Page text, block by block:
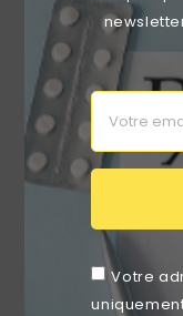
Votre